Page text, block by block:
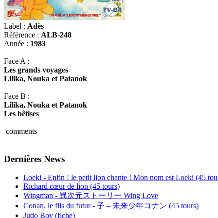
Label : Adès
Référence : ALB-248
Année : 1983
Face A :
Les grands voyages
Lilika, Nouka et Patanok
Face B :
Lilika, Nouka et Patanok
Les bêtises
comments
Dernières News
Loeki - Enfin ! le petit lion chante ! Mon nom est Loeki (45
Richard cœur de lion (45 tours)
Wingman - 異次元ストーリー Wing Love
Conan, le fils du futur - 子 – 未来少年コナン (45 tours)
Judo Boy (fiche)